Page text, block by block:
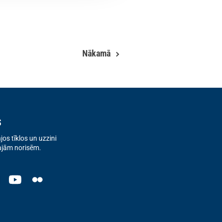
Nākamā
tīklos un uzzini
norisēm.